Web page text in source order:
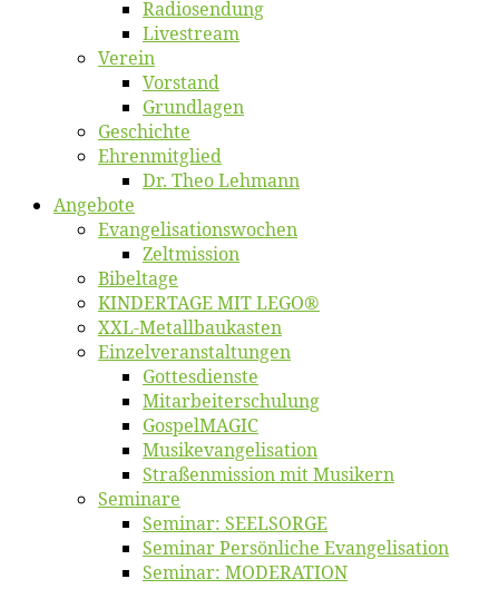
Ra­dio­sen­dung
Live­stream
Ver­ein
Vor­stand
Grund­la­gen
Ge­schich­te
Eh­ren­mit­glied
Dr. Theo Lehmann
An­ge­bo­te
Evangelisa­tions­wo­chen
Zelt­mis­si­on
Bi­bel­ta­ge
KINDERTAGE MIT LEGO®
XXL-Me­­tal­l­­bau­­kas­­ten
Einzelver­an­stal­tungen
Got­tes­diens­te
Mitarbeiter­schulung
Gos­pel­MA­GIC
Musikevan­ge­li­sa­tion
Straßenmis­sion mit Musikern
Se­mi­na­re
Se­mi­nar: SEELSORGE
Se­mi­nar Per­sön­li­che Evangelisation
Se­mi­nar: MODERATION